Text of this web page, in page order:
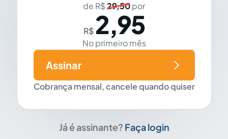
de R$29,50por
R$ 2,95
No primeiro mês
Cobrança mensal, cancele quando quiser
Assinar
Já é assinante? Faça login